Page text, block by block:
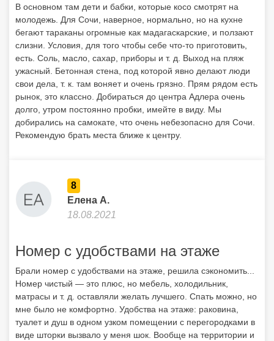
В основном там дети и бабки, которые косо смотрят на
молодежь. Для Сочи, наверное, нормально, но на кухне
бегают тараканы огромные как мадагаскарские, и ползают
слизни. Условия, для того чтобы себе что-то приготовить,
есть. Соль, масло, сахар, приборы и т. д. Выход на пляж
ужасный. Бетонная стена, под которой явно делают люди
свои дела, т. к. там воняет и очень грязно. Прям рядом есть
рынок, это классно. Добираться до центра Адлера очень
долго, утром постоянно пробки, имейте в виду. Мы
добирались на самокате, что очень небезопасно для Сочи.
Рекомендую брать места ближе к центру.
8
Елена А.
18.08.2021
Номер с удобствами на этаже
Брали номер с удобствами на этаже, решила сэкономить...
Номер чистый — это плюс, но мебель, холодильник,
матрасы и т. д. оставляли желать лучшего. Спать можно, но
мне было не комфортно. Удобства на этаже: раковина,
туалет и душ в одном узком помещении с перегородками в
виде шторки вызвало у меня шок. Вообще на территории и